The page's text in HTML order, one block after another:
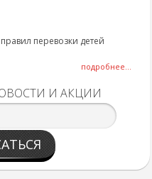
перевозки детей
подробнее...
И АКЦИИ